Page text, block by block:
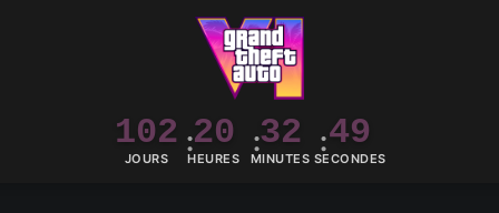
102
JOURS
20
HEURES
32
MINUTES
48
SECONDES